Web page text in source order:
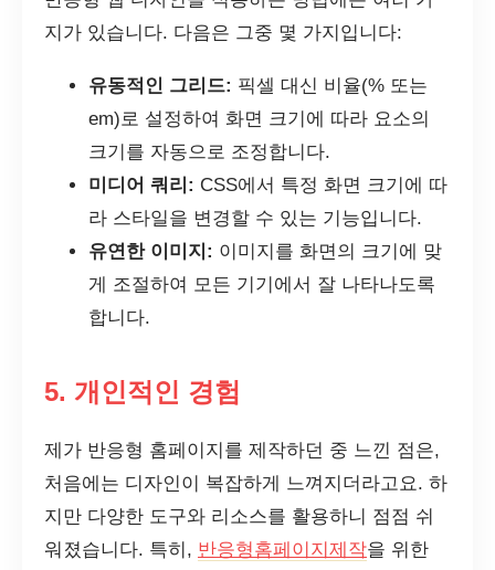
지가 있습니다. 다음은 그중 몇 가지입니다:
유동적인 그리드: 픽셀 대신 비율(% 또는
em)로 설정하여 화면 크기에 따라 요소의
크기를 자동으로 조정합니다.
미디어 쿼리: CSS에서 특정 화면 크기에 따
라 스타일을 변경할 수 있는 기능입니다.
유연한 이미지: 이미지를 화면의 크기에 맞
게 조절하여 모든 기기에서 잘 나타나도록
합니다.
5. 개인적인 경험
제가 반응형 홈페이지를 제작하던 중 느낀 점은,
처음에는 디자인이 복잡하게 느껴지더라고요. 하
지만 다양한 도구와 리소스를 활용하니 점점 쉬
워졌습니다. 특히, 반응형홈페이지제작을 위한